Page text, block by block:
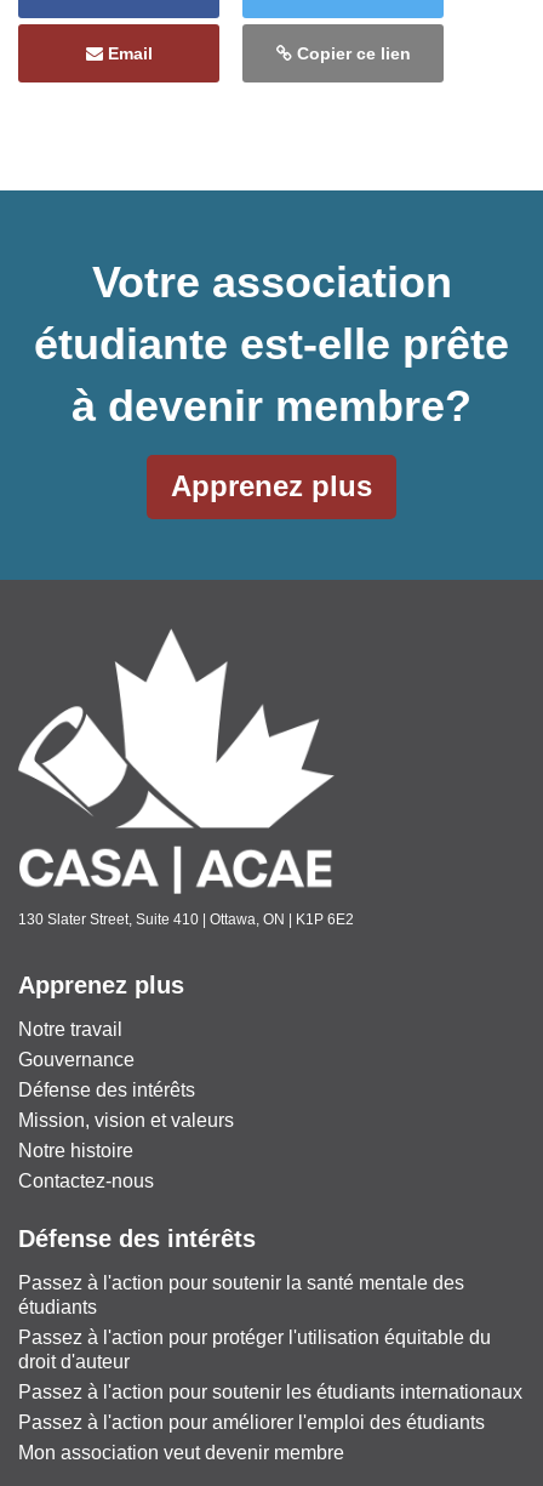
Email Copier ce lien
Votre association
étudiante est-elle prête
à devenir membre?
Apprenez plus
130 Slater Street, Suite 410 | Ottawa, ON | K1P 6E2
Apprenez plus
Notre travail
Gouvernance
Défense des intérêts
Mission, vision et valeurs
Notre histoire
Contactez-nous
Défense des intérêts
Passez à l'action pour soutenir la santé mentale des
étudiants
Passez à l'action pour protéger l'utilisation équitable du
droit d'auteur
Passez à l'action pour soutenir les étudiants internationaux
Passez à l'action pour améliorer l'emploi des étudiants
Mon association veut devenir membre